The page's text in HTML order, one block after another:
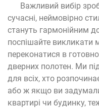
Важливий вибір
сучасні, неймовірно
стануть гармонійним
поспішайте викликати
переконатися в
дверних полотен. Ми
для всіх, хто
або ж якщо ви
квартирі чи будинку,